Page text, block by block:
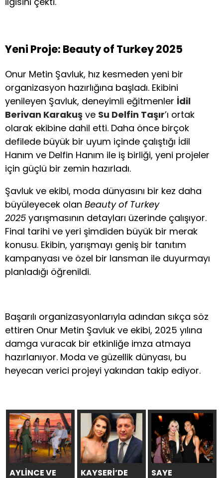
Yeni Proje: Beauty of Turkey 2025
Onur Metin Şavluk, hız kesmeden yeni bir
organizasyon hazırlığına başladı. Ekibini
yenileyen Şavluk, deneyimli eğitmenler İdil
Berivan Karakuş ve Su Delfin Taşır’ı ortak
olarak ekibine dahil etti. Daha önce birçok
defilede büyük bir uyum içinde çalıştığı İdil
Hanım ve Delfin Hanım ile iş birliği, yeni projeler
için güçlü bir zemin hazırladı.
Şavluk ve ekibi, moda dünyasını bir kez daha
büyüleyecek olan Beauty of Turkey
2025 yarışmasının detayları üzerinde çalışıyor.
Final tarihi ve yeri şimdiden büyük bir merak
konusu. Ekibin, yarışmayı geniş bir tanıtım
kampanyası ve özel bir lansman ile duyurmayı
planladığı öğrenildi.
Başarılı organizasyonlarıyla adından sıkça söz
ettiren Onur Metin Şavluk ve ekibi, 2025 yılına
damga vuracak bir etkinliğe imza atmaya
hazırlanıyor. Moda ve güzellik dünyası, bu
heyecan verici projeyi yakından takip ediyor.
AYLİNCE VE
KAYSERİ’DE
SAYE